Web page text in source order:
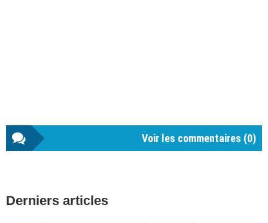
Voir les commentaires (0)
latérale
Derniers articles